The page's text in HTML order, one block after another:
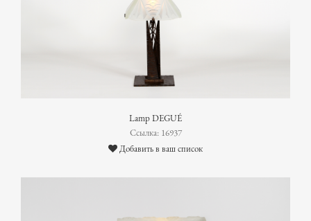
Lamp DEGUÉ
Ссылка: 16937
Добавить в ваш список